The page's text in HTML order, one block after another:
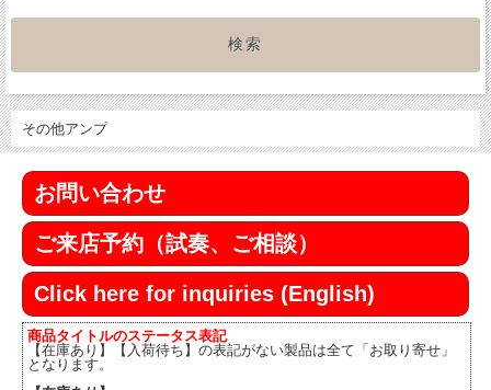
その他アンプ
お問い合わせ
ご来店予約（試奏、ご相談）
Click here for inquiries (English)
商品タイトルのステータス表記
【在庫あり】【入荷待ち】の表記がない製品は全て「お取り寄せ」
となります。